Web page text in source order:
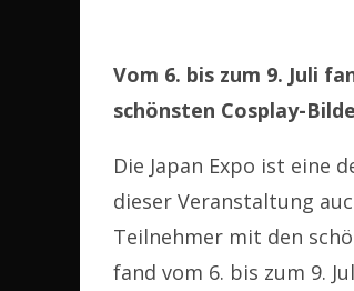
Vom 6. bis zum 9. Juli
schönsten Cosplay-
Die Japan Expo ist eine
dieser Veranstaltung
Teilnehmer mit den
fand vom 6. bis zum 9.